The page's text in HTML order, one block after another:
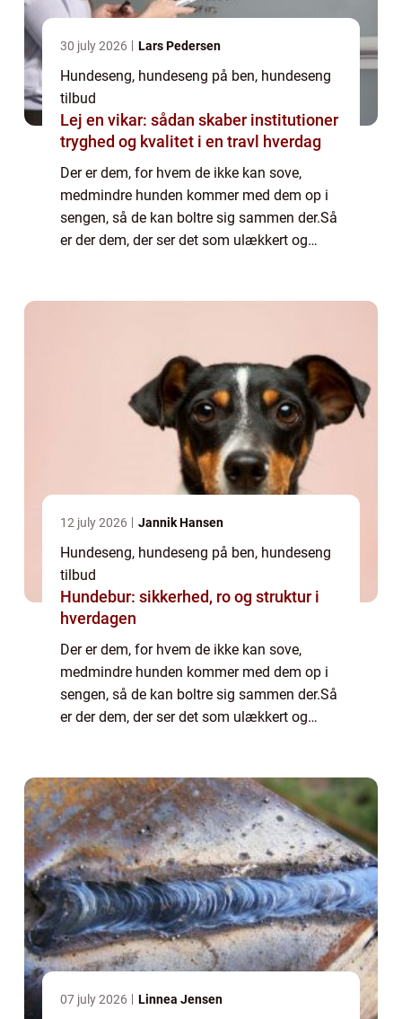
30 july 2026 Lars Pedersen
Hundeseng, hundeseng på ben, hundeseng
tilbud
Lej en vikar: sådan skaber institutioner
tryghed og kvalitet i en travl hverdag
Der er dem, for hvem de ikke kan sove,
medmindre hunden kommer med dem op i
sengen, så de kan boltre sig sammen der.Så
er der dem, der ser det som ulækkert og
12 july 2026 Jannik Hansen
Hundeseng, hundeseng på ben, hundeseng
tilbud
Hundebur: sikkerhed, ro og struktur i
hverdagen
Der er dem, for hvem de ikke kan sove,
medmindre hunden kommer med dem op i
sengen, så de kan boltre sig sammen der.Så
er der dem, der ser det som ulækkert og
skal v...
07 july 2026 Linnea Jensen